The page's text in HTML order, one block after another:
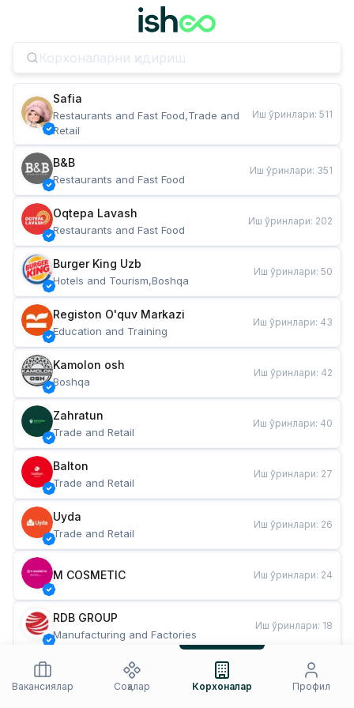
Safia
Restaurants and Fast Food,Trade and
Retail
Иш ўринлари: 511
B&B
Restaurants and Fast Food
Иш ўринлари: 351
Oqtepa Lavash
Restaurants and Fast Food
Иш ўринлари: 202
Burger King Uzb
Hotels and Tourism,Boshqa
Иш ўринлари: 50
Registon O'quv Markazi
Education and Training
Иш ўринлари: 43
Kamolon osh
Boshqa
Иш ўринлари: 42
Zahratun
Trade and Retail
Иш ўринлари: 40
Balton
Trade and Retail
Иш ўринлари: 27
Uyda
Trade and Retail
Иш ўринлари: 26
M COSMETIC Иш ўринлари: 24
RDB GROUP
Manufacturing and Factories
Иш ўринлари: 18
Restaurants and Fast Food
Иш ўринлари
Вакансиялар
Соҳалар Корхоналар Профил